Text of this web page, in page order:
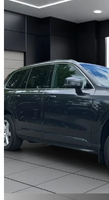
2022 Volvo XC90
T6 Momentum 7-Passenger
29 888 $
524 $/mois env.